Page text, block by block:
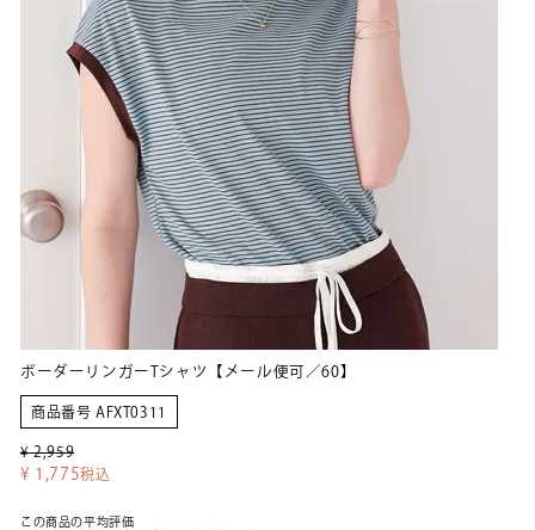
ボーダーリンガーTシャツ【メール便可／60】
商品番号 AFXT0311
¥ 2,959
¥ 1,775税込